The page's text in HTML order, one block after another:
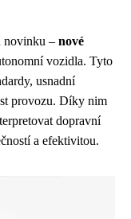
novinku – nové
vozidla. Tyto
usnadní
provozu. Díky nim
dopravní
a efektivitou.